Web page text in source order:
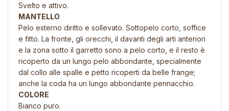
Svelto e attivo.
MANTELLO
Pelo esterno diritto e sollevato. Sottopelo corto, soffice
e fitto. La fronte, gli orecchi, il davanti degli arti anteriori
e la zona sotto il garretto sono a pelo corto, e il resto è
ricoperto da un lungo pelo abbondante, specialmente
dal collo alle spalle e petto ricoperti da belle frange;
anche la coda ha un lungo abbondante pennacchio.
COLORE
Bianco puro.